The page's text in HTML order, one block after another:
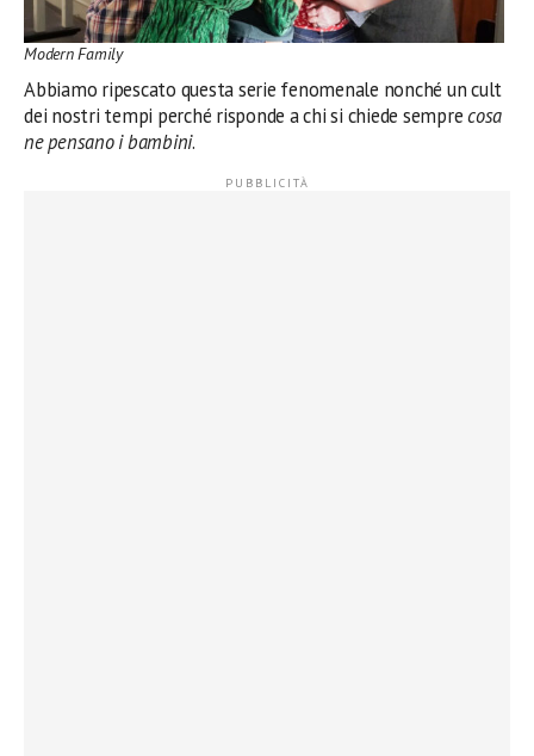
Modern Family
Abbiamo ripescato questa serie fenomenale nonché un cult
dei nostri tempi perché risponde a chi si chiede semprecosa
ne pensano i bambini.